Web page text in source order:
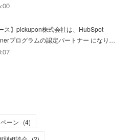
ス】pickupon株式会社は、HubSpot
プログラムの認定パートナー になり…
ーン (4)